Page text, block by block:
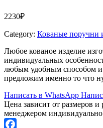
2230₽
Category: Кованые поручни
Любое кованое изделие
индивидуальных
любым удобным способом и
предложим именно то что
Написать в WhatsApp
Цена зависит от размеров
менеджером